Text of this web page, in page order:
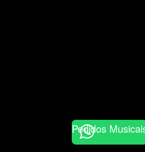
Pedidos